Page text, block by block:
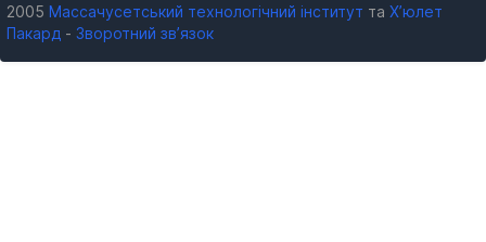
2005 Массачусетський технологічний інститут та Х’юлет
Пакард - Зворотний зв’язок